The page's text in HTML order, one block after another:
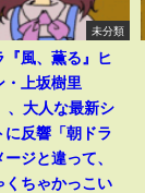
未分類
『風、薫る』ヒ
・上坂樹里
、大人な最新シ
に反響「朝ドラ
ージと違って、
くちゃかっこい